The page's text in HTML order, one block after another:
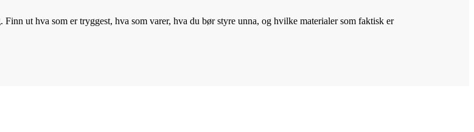
ut hva som er tryggest, hva som varer, hva du bør styre unna, og hvilke materialer som faktisk er